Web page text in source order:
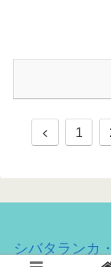
1
シバタランカ